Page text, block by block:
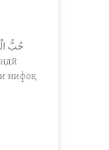
нифоқ